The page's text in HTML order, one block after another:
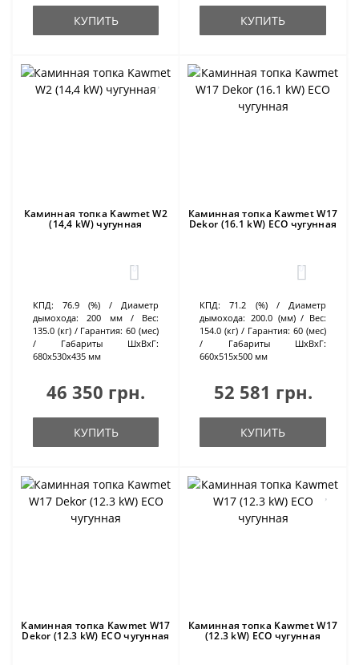
КУПИТЬ КУПИТЬ
Каминная топка Kawmet W2
(14,4 kW) чугунная
0
КПД: 76.9 (%)
Диаметр
дымохода:
200 мм
Вес:
135.0 (кг)
Гарантия: 60 (мес)
Габариты ШхВхГ:
680х530х435 мм
46 350 грн.
КУПИТЬ
Каминная топка Kawmet W17
Dekor (16.1 kW) ECO чугунная
0
КПД: 71.2 (%)
Диаметр
дымохода: 200.0 (мм)
Вес:
154.0 (кг)
Гарантия: 60 (мес)
Габариты ШхВхГ:
660х515х500 мм
52 581 грн.
КУПИТЬ
Каминная топка Kawmet W17
Dekor (12.3 kW) ECO чугунная
Каминная топка Kawmet W17
(12.3 kW) ECO чугунная